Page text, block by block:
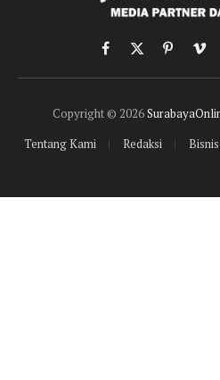
Facebook
X
(Twitter)
Pinterest
Copyright © 2026
Tentang Kami
Redaksi Bisnis